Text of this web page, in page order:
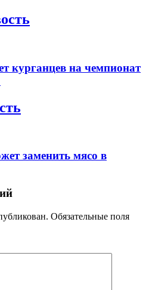
курганцев на чемпионат
заменить мясо в
Обязательные поля